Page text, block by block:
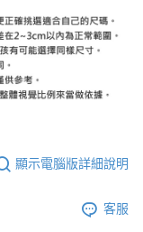
顯示電腦版詳細說明
客服